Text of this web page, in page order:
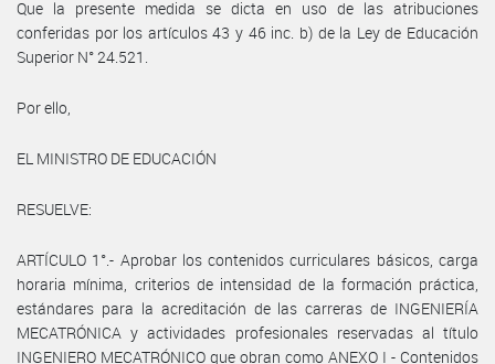
Que la presente medida se dicta en uso de las atribuciones
conferidas por los artículos 43 y 46 inc. b) de la Ley de Educación
Superior N° 24.521.
Por ello,
EL MINISTRO DE EDUCACIÓN
RESUELVE:
ARTÍCULO 1°.- Aprobar los contenidos curriculares básicos, carga
horaria mínima, criterios de intensidad de la formación práctica,
estándares para la acreditación de las carreras de INGENIERÍA
MECATRÓNICA y actividades profesionales reservadas al título
INGENIERO MECATRÓNICO que obran como ANEXO I - Contenidos